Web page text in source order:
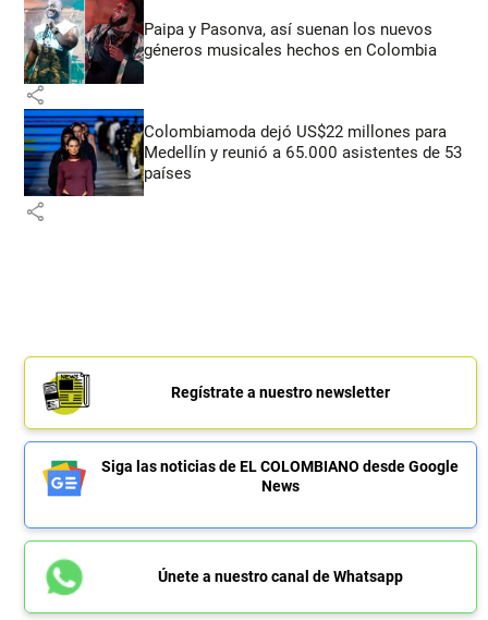
Paipa y Pasonva, así suenan los nuevos
géneros musicales hechos en Colombia
share
Colombiamoda dejó US$22 millones para
Medellín y reunió a 65.000 asistentes de 53
países
share
Regístrate a nuestro newsletter
Siga las noticias de EL COLOMBIANO desde Google
News
Únete a nuestro canal de Whatsapp